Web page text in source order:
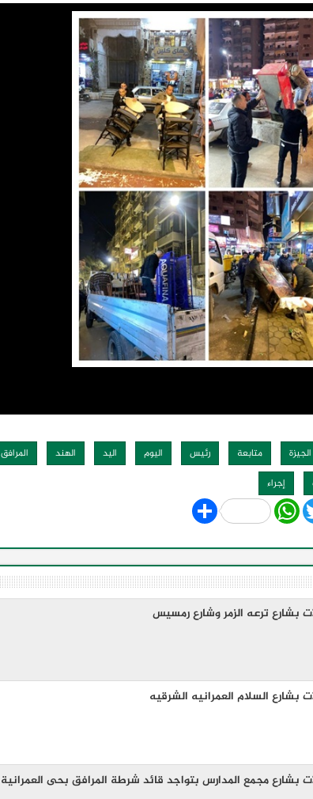
متابعة رئيس اليوم اليد الهند المرافق
إجراء
Share
بشارع ترعه الزمر وشارع رمسيس
بشارع السلام العمرانيه الشرقيه
بشارع مجمع المدارس بتواجد قائد شرطة المرافق بحى العمرانية